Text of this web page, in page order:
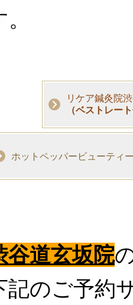
リケア鍼灸院
（ベストレート
ホットペッパービューティー
谷道玄坂院
記のご予約